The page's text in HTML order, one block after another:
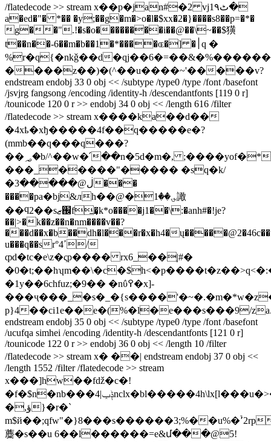
/flatedecode >> stream x��p�jan#�2 vj1ٹ۹�
a�ed�"� *�� �y;��g�m�>o�l�$xx�2�}����s8��p=�*�
g��".!�s�o��������i��@��\~��$獚
t��n��-6��m�b��1�*����ɶ�] �׀q �
%r�q{�nkǧ��d
����z��)�(^��u����~'�����v?
endstream endobj 33 0 obj << /subtype /type0 /type /font /basefont
/jsvjrg fangsong /encoding /identity-h /descendantfonts [119 0 r]
/tounicode 120 0 r >> endobj 34 0 obj << /length 616 /filter
/flatedecode >> stream x����ka��d��
�4xҍ�xђ�����4f��q�����e�?
(mmb��q���q���?
��؃�b/^��w�՛��n�5d�m�, ;����yof�*�p2����"��y�a���
���_�����"����� �sq�k/
�ڶ@�����3���
����pa�bj&лh��@�؈��1譀
��ϥ2��sޒ֌f͢�k*o����j1��\:�anh#�!je?
��|>�k��z��n�nm����v��?
���d��x�b��dh�l���r�x�h4�
u���q��srߴ°4/
ȹd�tc�e\z�ςp���� rx6_��ְ|#�
�1y��6chfuz;�9�� �nΰ߉�x]-
p}4��ci1e��e�(%�l�e���s���9/
endstream endobj 35 0 obj << /subtype /type0 /type /font /basefont
/ucufqa simhei /encoding /identity-h /descendantfonts [121 0 r]
/tounicode 122 0 r >> endobj 36 0 obj << /length 10 /filter
/flatedecode >> stream x� ��| endstream endobj 37 0 obj <<
/length 1552 /filter /flatedecode >> stream
x���]hw��fǆ�c�!
�f�$n�nb���ݙݕ|4nclx�bl�����4h\lx[l���u�>��rz�ra���e�
�,ؤ}�r�`
m$й��;qfw"�}8���s������3;%��u%�֒٬2rp���s��tscyo֕a��!ys�=�
蘪�s��u 6��l������=e&մ���@5!